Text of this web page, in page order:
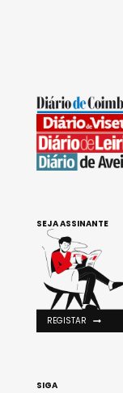
SEJA ASSINANTE
REGISTAR
SIGA